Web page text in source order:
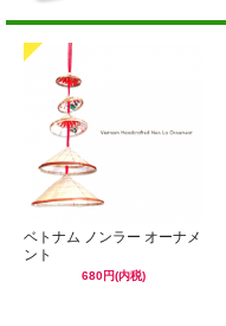
ベトナム ノンラー オーナメ
ント
680円(内税)